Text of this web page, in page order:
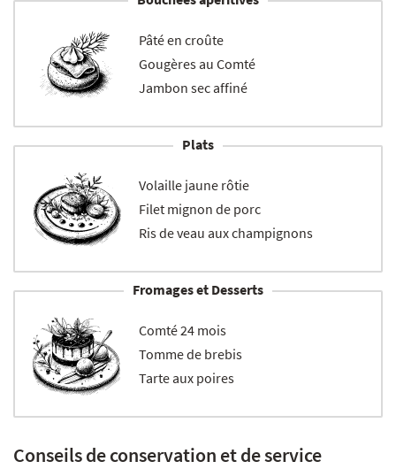
Pâté en croûte
Gougères au Comté
Jambon sec affiné
Plats
Volaille jaune rôtie
Filet mignon de porc
Ris de veau aux champignons
Fromages et Desserts
Comté 24 mois
Tomme de brebis
Tarte aux poires
Conseils de conservation et de service